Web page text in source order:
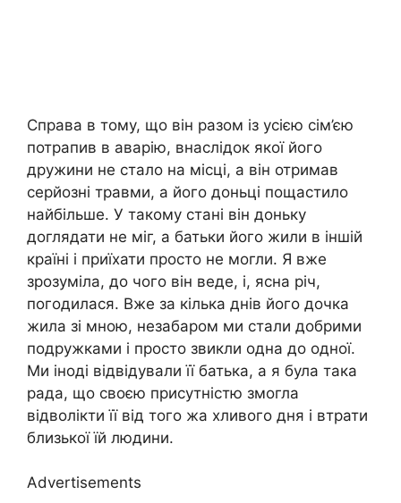
Справа в тому, що він разом із усією сім’єю
потрапив в аварію, внаслідок якої його
дружини не стало на місці, а він отримав
серйозні травми, а його доньці пощастило
найбільше. У такому стані він доньку
доглядати не міг, а батьки його жили в іншій
країні і приїхати просто не могли. Я вже
зрозуміла, до чого він веде, і, ясна річ,
погодилася. Вже за кілька днів його дочка
жила зі мною, незабаром ми стали добрими
подружками і просто звикли одна до одної.
Ми іноді відвідували її батька, а я була така
рада, що своєю присутністю змогла
відволікти її від того жа хливого дня і втрати
близької їй людини.
Advertisements